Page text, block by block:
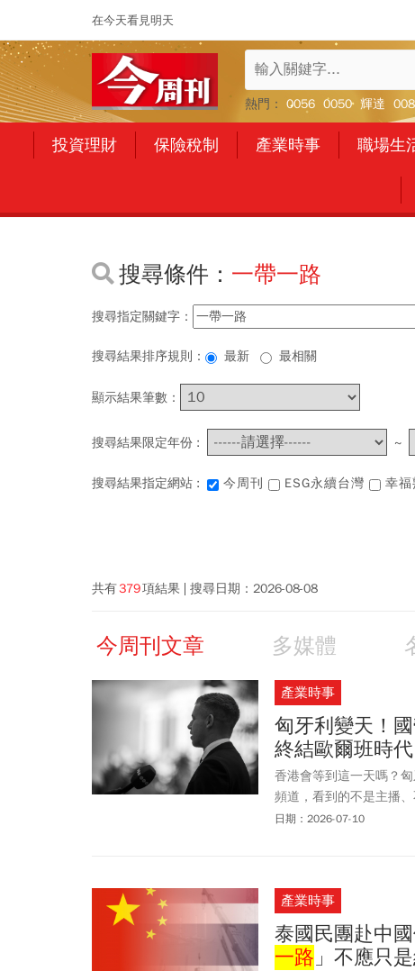
在今天看見明天
熱門： 0056 0050 輝達
投資理財 保險稅制 產業時事 職場生
搜尋條件： 一帶一路
搜尋指定關鍵字：
搜尋結果排序規則： 最新 最相關
顯示結果筆數：
搜尋結果限定年份 : ~
搜尋結果指定網站 : 今周刊 ESG永續台灣 幸福
共有379項結果 搜尋日期： 2026-08-08
今周刊文章 多媒體
產業時事
匈牙利變天！
終結歐爾班時
香港會等到這一天嗎？
頻道，看到的不是主播
術故障，也不是臨時停
日期：2026-07-10
產業時事
泰國民團赴中
一路 」不應只